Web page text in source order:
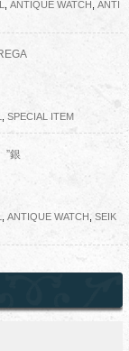
, ANTIQUE WATCH , ANTI
SPECIAL ITEM
”銀
ANTIQUE WATCH SEIK